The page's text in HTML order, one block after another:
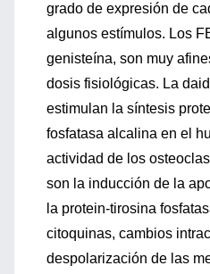
grado de expresión de
algunos estímulos. Los
genisteína, son muy
dosis fisiológicas. La
estimulan la síntesis
fosfatasa alcalina en el
actividad de los
son la inducción de la
la protein-tirosina
citoquinas, cambios
despolarización de las